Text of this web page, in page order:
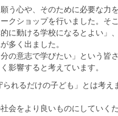
心や、そのために必要な力を
ショップを行いました。
に動ける学校になるとよい
多く出ました。
意志で学びたい」という
影響すると考えています。
れるだけの子ども」とは考
をより良いものにしていく